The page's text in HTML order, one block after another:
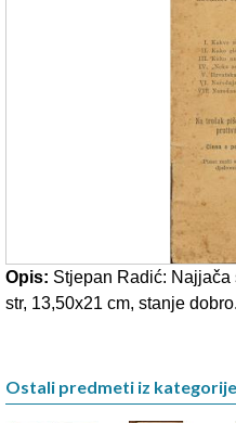
Opis: Stjepan Radić: Najjača
str, 13,50x21 cm, stanje dobro.
Ostali predmeti iz